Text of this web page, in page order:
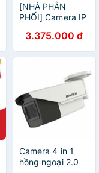
[NHÀ PHÂN
PHỐI] Camera IP
2CD2T47G1-L
4MP - Đèn Trợ
Sáng Tầm Xa
Chống Nước Và
Bụi Bẩn IP67
3.375.000 đ
Camera 4 in 1
hồng ngoại 2.0